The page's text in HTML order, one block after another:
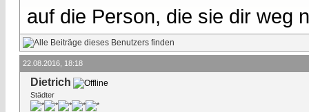
auf die Person, die sie dir weg
22.08.2016, 18:18
Dietrich
Städter